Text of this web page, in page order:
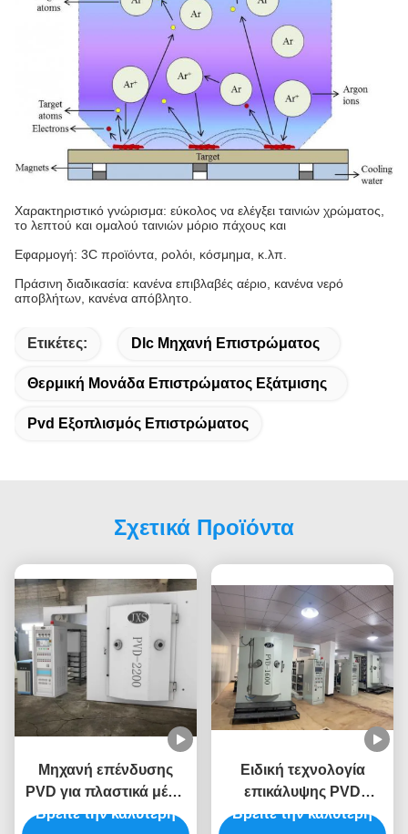
Χαρακτηριστικό γνώρισμα: εύκολος να ελέγξει ταινιών χρώματος,
το λεπτού και ομαλού ταινιών μόριο πάχους και
Εφαρμογή: 3C προϊόντα, ρολόι, κόσμημα, κ.λπ.
Πράσινη διαδικασία: κανένα επιβλαβές αέριο, κανένα νερό
αποβλήτων, κανένα απόβλητο.
Ετικέτες: Dlc Μηχανή Επιστρώματος
Θερμική Μονάδα Επιστρώματος Εξάτμισης
Pvd Εξοπλισμός Επιστρώματος
Σχετικά Προϊόντα
Μηχανή επένδυσης
PVD για πλαστικά μέρη
ABS PC με χαμηλή
Βρείτε την καλύτερη
Ειδική τεχνολογία
επικάλυψης PVD
υποστηρίζει τη
Βρείτε την καλύτερη